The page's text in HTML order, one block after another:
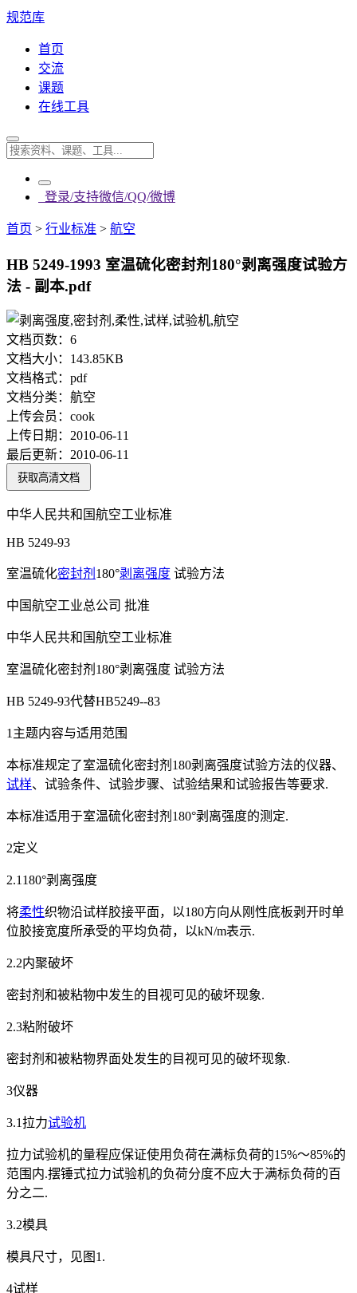
规范库
首页
交流
课题
在线工具
登录/支持微信/QQ/微博
首页 > 行业标准 > 航空
HB 5249-1993 室温硫化密封剂180°剥离强度试验方
法 - 副本.pdf
文档页数： 6
文档大小： 143.85KB
文档格式： pdf
文档分类： 航空
上传会员： cook
上传日期： 2010-06-11
最后更新： 2010-06-11
获取高清文档
中华人民共和国航空工业标准
HB 5249-93
室温硫化密封剂 180°剥离强度 试验方法
中国航空工业总公司 批准
中华人民共和国航空工业标准
室温硫化密封剂180°剥离强度 试验方法
HB 5249-93代替HB5249--83
1主题内容与适用范围
本标准规定了室温硫化密封剂180剥离强度试验方法的仪器、
试样、试验条件、试验步骤、试验结果和试验报告等要求.
本标准适用于室温硫化密封剂180°剥离强度的测定.
2定义
2.1180°剥离强度
将柔性织物沿试样胶接平面，以180方向从刚性底板剥开时单
位胶接宽度所承受的平均负荷，以kN/m表示.
2.2内聚破坏
密封剂和被粘物中发生的目视可见的破坏现象.
2.3粘附破坏
密封剂和被粘物界面处发生的目视可见的破坏现象.
3仪器
3.1拉力试验机
拉力试验机的量程应保证使用负荷在满标负荷的15%～85%的
范围内.摆锤式拉力试验机的负荷分度不应大于满标负荷的百
分之二.
3.2模具
模具尺寸，见图1.
4试样